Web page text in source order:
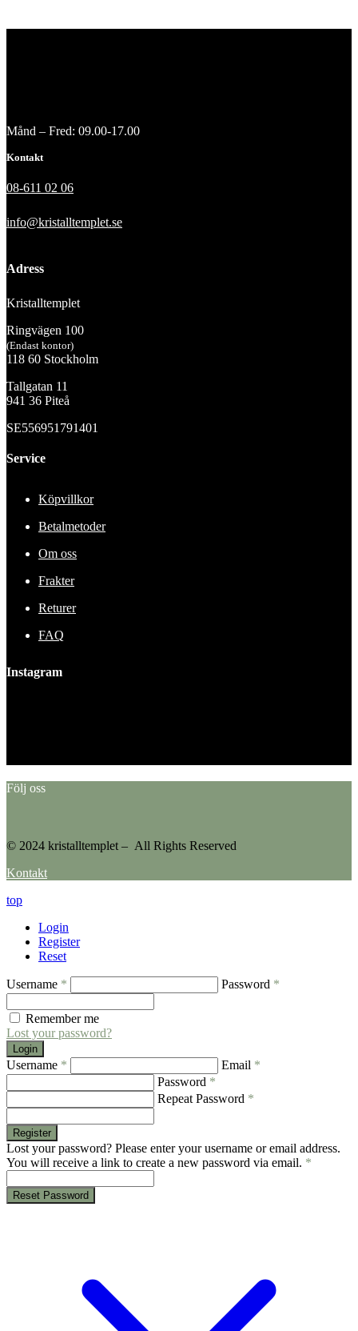
Månd – Fred: 09.00-17.00
Kontakt
08-611 02 06
info@kristalltemplet.se
Adress
Kristalltemplet
Ringvägen 100
(Endast kontor)
118 60 Stockholm
Tallgatan 11
941 36 Piteå
SE556951791401
Service
Köpvillkor
Betalmetoder
Om oss
Frakter
Returer
FAQ
Instagram
Följ oss
© 2024 kristalltemplet – All Rights Reserved
Kontakt
top
Login
Register
Reset
Username * Password *
Remember me
Lost your password?
Login
Username * Email *
Password *
Repeat Password *
Register
Lost your password? Please enter your username or email address.
You will receive a link to create a new password via email. *
Reset Password